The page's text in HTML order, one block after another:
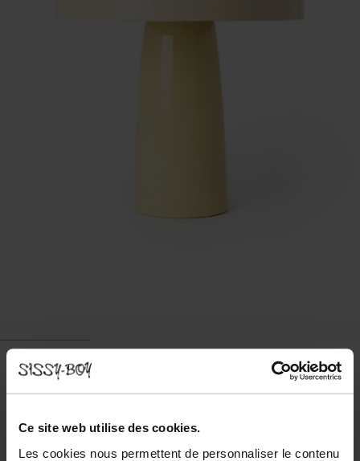
Ce site web utilise des cookies.
Les cookies nous permettent de personnaliser le contenu
- 30%
89.9962.99